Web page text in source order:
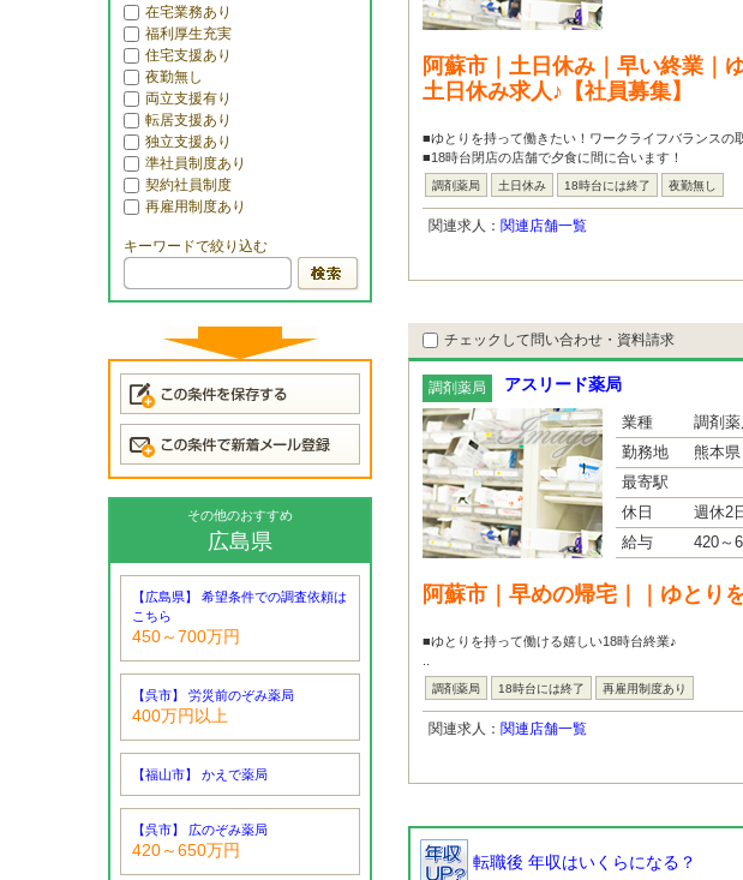
在宅業務あり
福利厚生充実
住宅支援あり
夜勤無し
両立支援有り
転居支援あり
独立支援あり
準社員制度あり
契約社員制度
再雇用制度あり
キーワードで絞り込む
その他のおすすめ
広島県
【広島県】 希望条件での調査依頼は
こちら
450～700万円
【呉市】 労災前のぞみ薬局
400万円以上
【福山市】 かえで薬局
【呉市】 広のぞみ薬局
420～650万円
阿蘇市｜土日休み｜早い終業｜
土日休み求人♪【社員募集】
■ゆとりを持って働きたい！ワークライフバランスの
■18時台閉店の店舗で夕食に間に合います！
調剤薬局 土日休み 18時台には終了 夜勤無し
関連求人： 関連店舗一覧
チェックして問い合わせ・資料請求
調剤薬局 アスリード薬局
業種
調剤薬
勤務地
熊本
最寄駅
休日
週休2
給与
420～
阿蘇市｜早めの帰宅｜｜ゆとり
■ゆとりを持って働ける嬉しい18時台終業♪
調剤薬局 18時台には終了 再雇用制度あり
関連求人： 関連店舗一覧
転職後 年収はいくらになる？